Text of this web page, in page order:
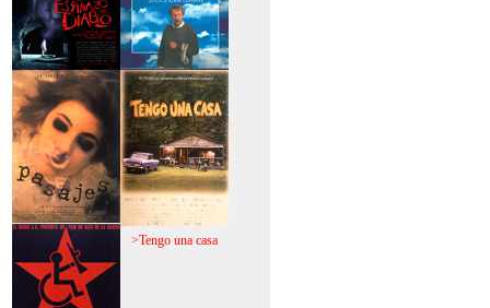
>El espinazo del
diablo
>A trabajar!
>Pasajes >Tengo una casa